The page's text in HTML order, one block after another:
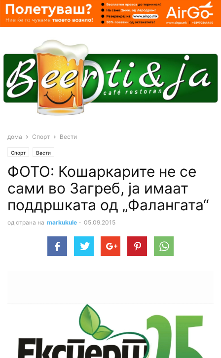
дома Спорт Вести
Спорт Вести
ФОТО: Кошаркарите не се
сами во Загреб, ја имаат
поддршката од „Фалангата“
од страна на markukule - 05.09.2015